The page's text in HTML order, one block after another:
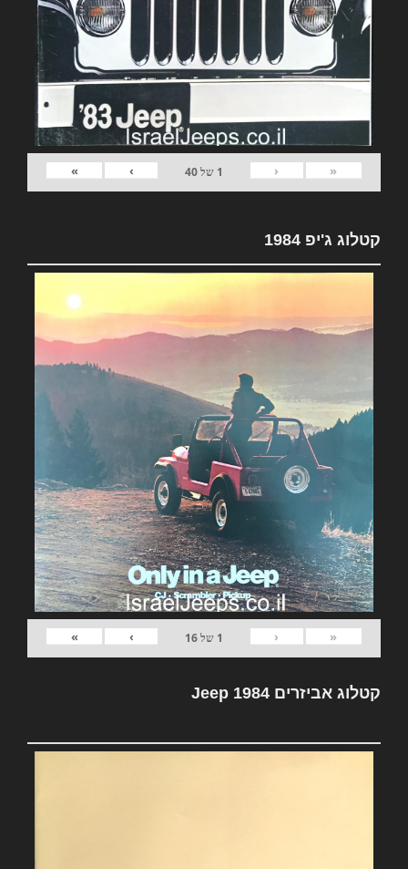
«
‹
1 של40
›
»
קטלוג ג'יפ 1984
«
‹
1 של16
›
»
קטלוג אביזרים Jeep 1984